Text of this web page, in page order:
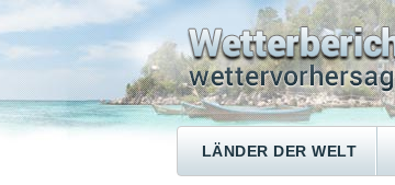
LÄNDER DER WELT